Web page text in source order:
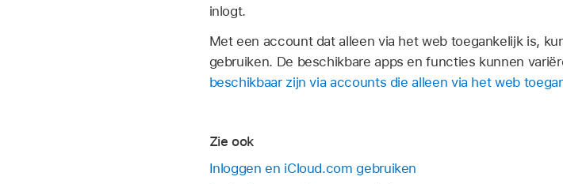
inlogt.
Met een account dat alleen via het web toegankelijk is,
gebruiken. De beschikbare apps en functies kunnen
beschikbaar zijn via accounts die alleen via het web
Zie ook
Inloggen en iCloud.com gebruiken